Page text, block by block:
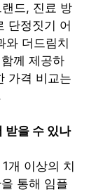
드, 진료 방
단정짓기 어
와 더드림치
께 제공하
가격 비교는
받을 수 있나
개 이상의 치
통해 임플